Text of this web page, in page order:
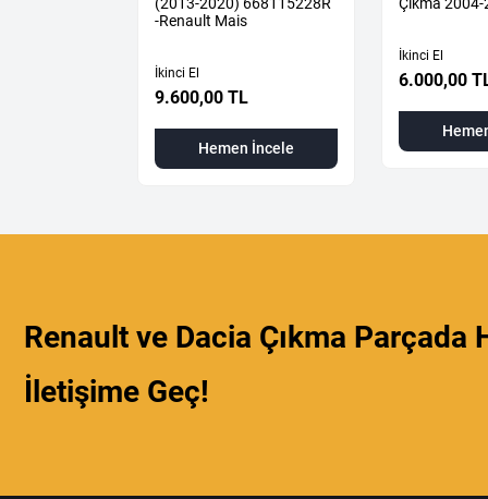
-Renault Mais
İkinci El
9.600,00 TL
Hemen İncele
İkinci El
6.000,00
Renault ve Dacia Çıkma Parçada
İletişime Geç!